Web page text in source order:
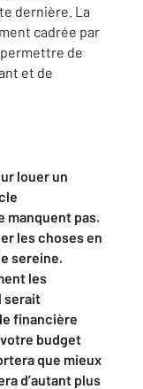
dernière. La
cadrée par
de
et de
louer un
manquent pas.
les choses en
sereine.
les
serait
financière
budget
que mieux
d’autant plus